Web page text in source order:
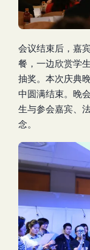
会议结束后，嘉
餐，一边欣赏学
抽奖。本次庆典
中圆满结束。晚
生与参会嘉宾、
念。